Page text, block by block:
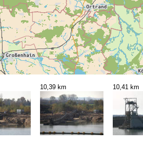
10,39 km 10,41 km